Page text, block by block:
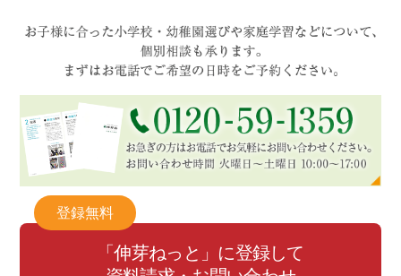
登録無料
「伸芽ねっと」に登録して